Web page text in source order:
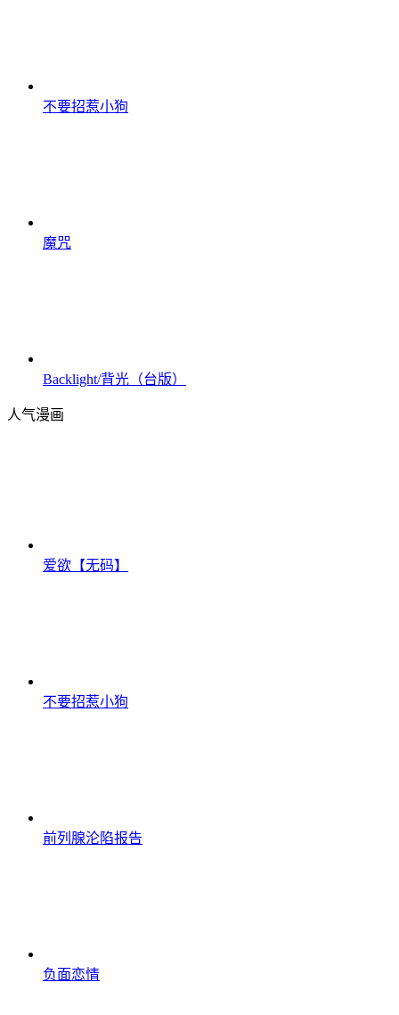
不要招惹小狗
魔咒
Backlight/背光（台版）
人气漫画
爱欲【无码】
不要招惹小狗
前列腺沦陷报告
负面恋情